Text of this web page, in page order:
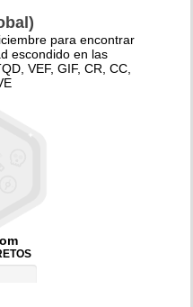
para encontrar
escondido en las
VEF, GIF, CR, CC,